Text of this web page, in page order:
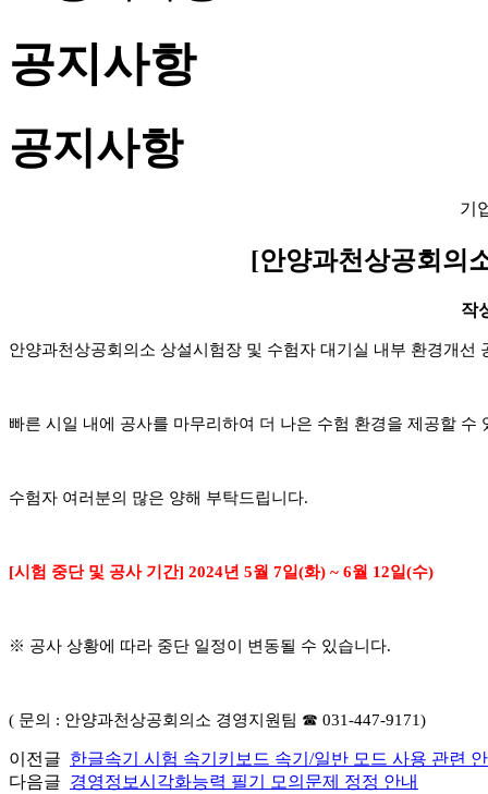
공지사항
공지사항
기
[안양과천상공회의
작
안양과천상공회의소 상설시험장 및 수험자 대기실 내부 환경개선
빠른 시일 내에 공사를 마무리하여 더 나은 수험 환경을 제공할 수
수험자 여러분의 많은 양해 부탁드립니다.
[시험 중단 및 공사 기간] 2024년 5월 7일(화) ~ 6월 12일(수)
※ 공사 상황에 따라 중단 일정이 변동될 수 있습니다.
( 문의 : 안양과천상공회의소 경영지원팀 ☎ 031-447-9171)
이전글 한글속기 시험 속기키보드 속기/일반 모드 사용 관련
다음글 경영정보시각화능력 필기 모의문제 정정 안내